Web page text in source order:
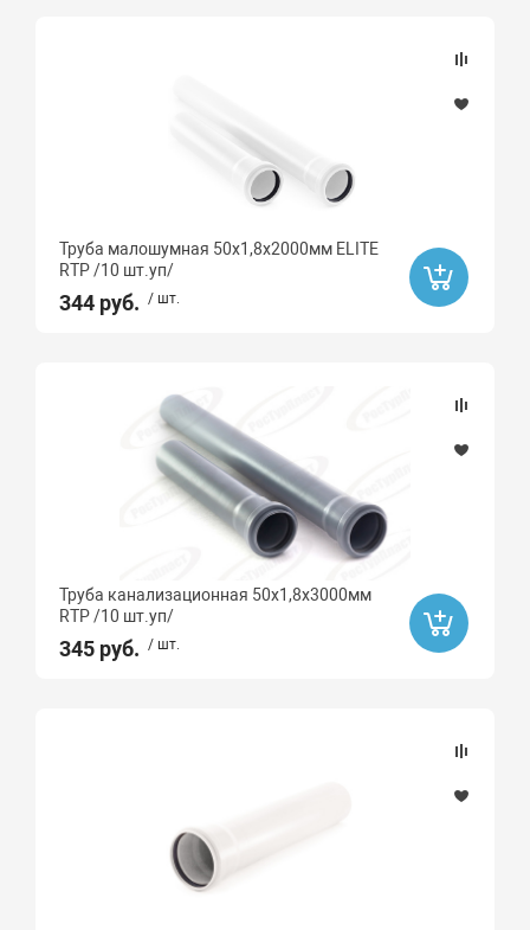
Труба малошумная 50х1,8х2000мм ELITE
RTP /10 шт.уп/
344 руб. / шт.
Труба канализационная 50х1,8х3000мм
RTP /10 шт.уп/
345 руб. / шт.